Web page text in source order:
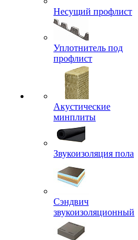
Несущий профлист
Уплотнитель под
профлист
Акустические
минплиты
Звукоизоляция пола
Сэндвич
звукоизоляционный